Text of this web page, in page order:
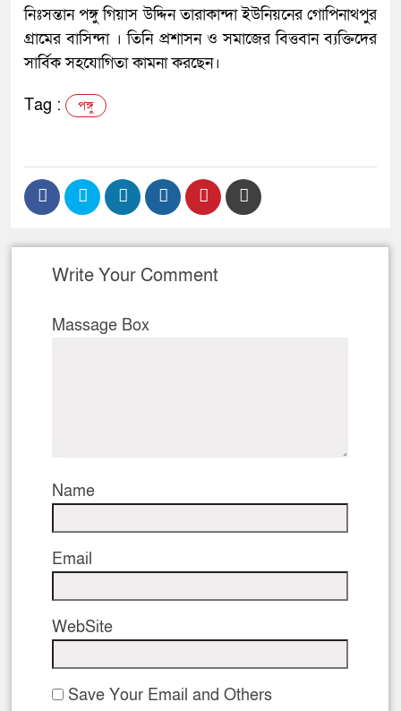
নিঃসন্তান পঙ্গু গিয়াস উদ্দিন তারাকান্দা ইউনিয়নের গোপিনাথপুর
গ্রামের বাসিন্দা । তিনি প্রশাসন ও সমাজের বিত্তবান ব্যক্তিদের
সার্বিক সহযোগিতা কামনা করছেন।
Tag : পঙ্গু
Write Your Comment
Massage Box
Name
Email
WebSite
Save Your Email and Others